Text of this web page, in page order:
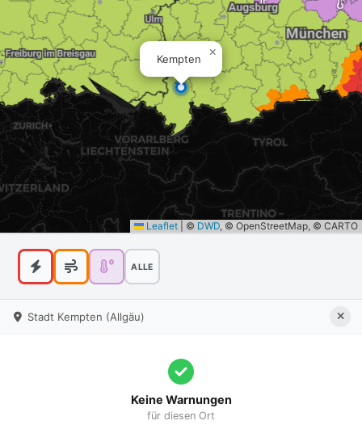
Kempten ×
Leaflet © DWD, © OpenStreetMap, © CARTO
ALLE
Stadt Kempten (Allgäu)
Keine Warnungen
für diesen Ort